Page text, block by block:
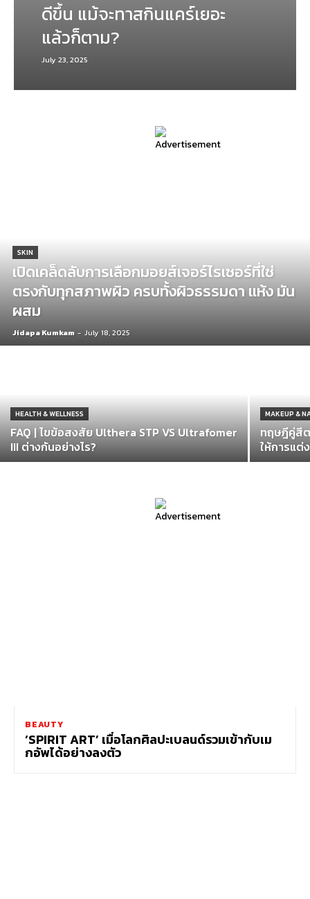
ดีขึ้น แม้จะทาสกินแคร์เยอะ
แล้วก็ตาม?
July 23, 2025
SKIN
เปิดเคล็ดลับการเลือกมอยส์เจอร์ไรเซอร์ที่ใช่
ตรงกับทุกสภาพผิว ครบทั้งผิวธรรมดา แห้ง มัน
ผสม
Jidapa Kumkam - July 18, 2025
HEALTH & WELLNESS
FAQ | ไขข้อสงสัย Ulthera STP VS Ultrafomer
III ต่างกันอย่างไร?
MAKEUP &
ทฤษฎีคู่สีต
ให้การแ
BEAUTY
‘SPIRIT ART’ เมื่อโลกศิลปะเบลนด์รวมเข้ากับเม
กอัพได้อย่างลงตัว